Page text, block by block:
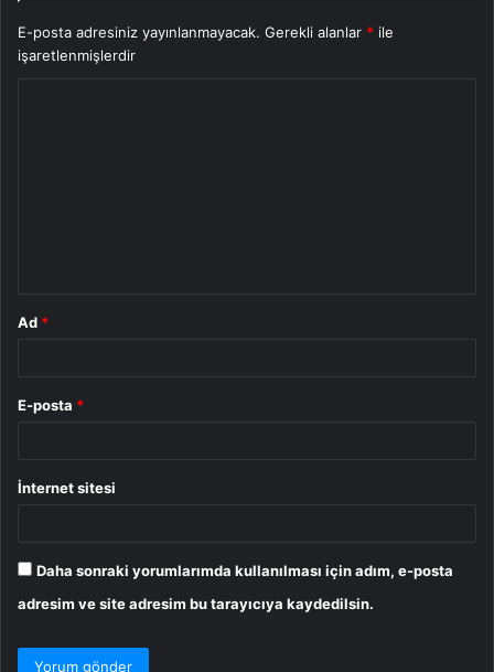
E-posta adresiniz yayınlanmayacak. Gerekli alanlar * ile
işaretlenmişlerdir
Ad *
E-posta *
İnternet sitesi
Daha sonraki yorumlarımda kullanılması için adım, e-posta
adresim ve site adresim bu tarayıcıya kaydedilsin.